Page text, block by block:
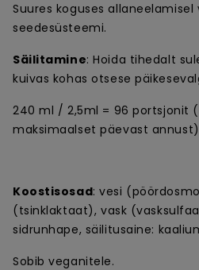
Suures koguses
seedesüsteemi.
Säilitamine: Hoida tihedalt
kuivas kohas otsese
240 ml / 2,5ml = 96 portsjonit
maksimaalset päevast annust)
Koostisosad: vesi
(tsinklaktaat), vask
sidrunhape, säilitusaine:
Sobib veganitele.